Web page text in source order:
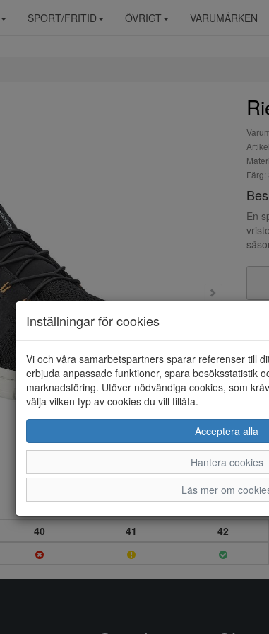
SPORT/FRITID ÖVRIGT VARUMÄRKEN
Färg:
En
40 41 42
Inställningar för cookies
Vi och våra samarbetspartners sparar referenser till
erbjuda anpassade funktioner, spara besöksstatistik
marknadsföring. Utöver nödvändiga cookies, som
välja vilken typ av cookies du vill tillåta.
Acceptera alla
Hantera cookies
Läs mer om